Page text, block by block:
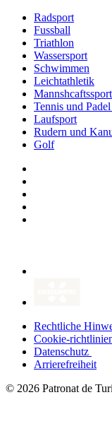
Radsport
Fussball
Triathlon
Wassersport
Schwimmen
Leichtathletik
Mannshcaftssport
Tennis und
Laufsport
Rudern und
Golf
Rechtliche
Cookie-
Datenschutz
Arrierefreiheit
© 2026 Patronat de